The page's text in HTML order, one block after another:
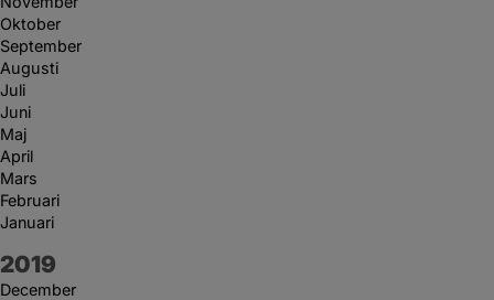
Oktober
September
Augusti
Juli
Juni
Maj
April
Mars
Februari
Januari
År:
2019
December